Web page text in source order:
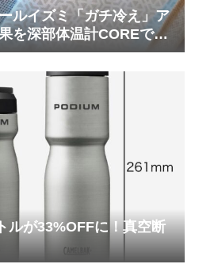
ルイズミ「ガチ冷え」ア
を深部体温計COREで測
ルが33%OFFに！真空断